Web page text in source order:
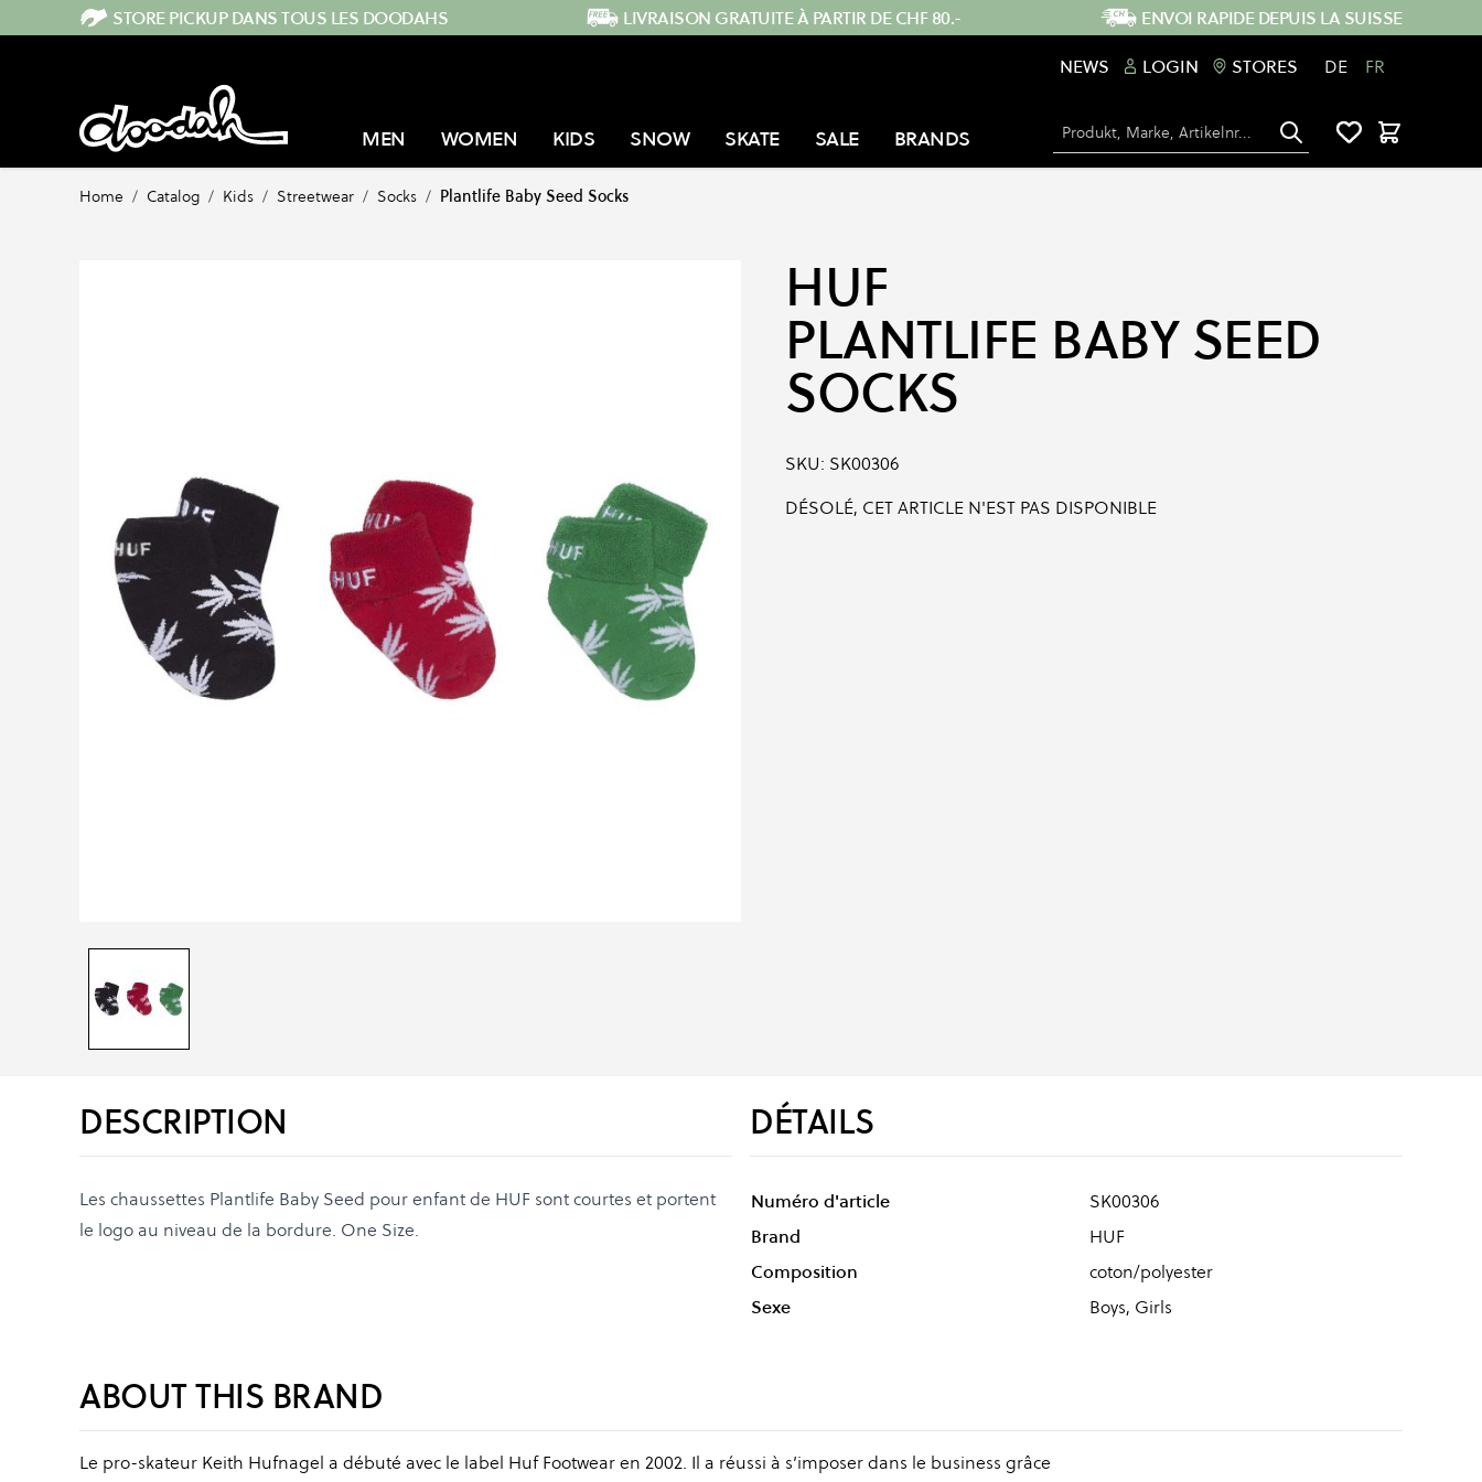
Skip to ContentSTORE PICKUP DANS TOUS LES DOODAHS LIVRAISON GRATUITE À PARTIR DE CHF 80.-
ENVOI RAPIDE DEPUIS LA SUISSE
NEWS
LOGIN STORES DE FR
MEN WOMEN KIDS SNOW SKATE SALE BRANDS Chercher Panier
Home / Catalog / Kids / Streetwear / Socks / Plantlife Baby Seed Socks
HUF
PLANTLIFE BABY SEED
SOCKS
SKU: SK00306
DÉSOLÉ, CET ARTICLE N'EST PAS DISPONIBLE
DESCRIPTION
Les chaussettes Plantlife Baby Seed pour enfant de HUF sont courtes et portent
le logo au niveau de la bordure. One Size.
DÉTAILS
Numéro d'article
SK00306
Brand
HUF
Composition
coton/polyester
Sexe
Boys, Girls
ABOUT THIS BRAND
Le pro-skateur Keith Hufnagel a débuté avec le label Huf Footwear en 2002. Il a réussi à s’imposer dans le business grâce